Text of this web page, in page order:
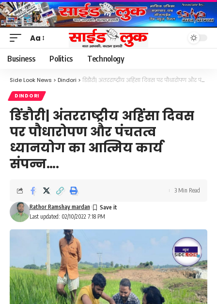
Font
Resizer
Aa
Business Politics Technology
Side Look News > Dindori > डिंडौरी| अंतरराष्ट्रीय अहिंसा दिवस पर पौधारोपण और पंचतत्व ध्यानयोग का आत्मिय कार्य संपन्न….
DINDORI
डिंडौरी| अंतरराष्ट्रीय अहिंसा दिवस
पर पौधारोपण और पंचतत्व
ध्यानयोग का आत्मिय कार्य
संपन्न….
Last updated: 02/10/2022 7:18 PM
Rathor Ramshay mardan
3 Min Read